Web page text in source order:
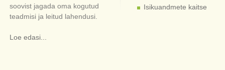
soovist jagada oma kogutud
teadmisi ja leitud lahendusi.
Loe edasi...
Isikuandmete kaitse